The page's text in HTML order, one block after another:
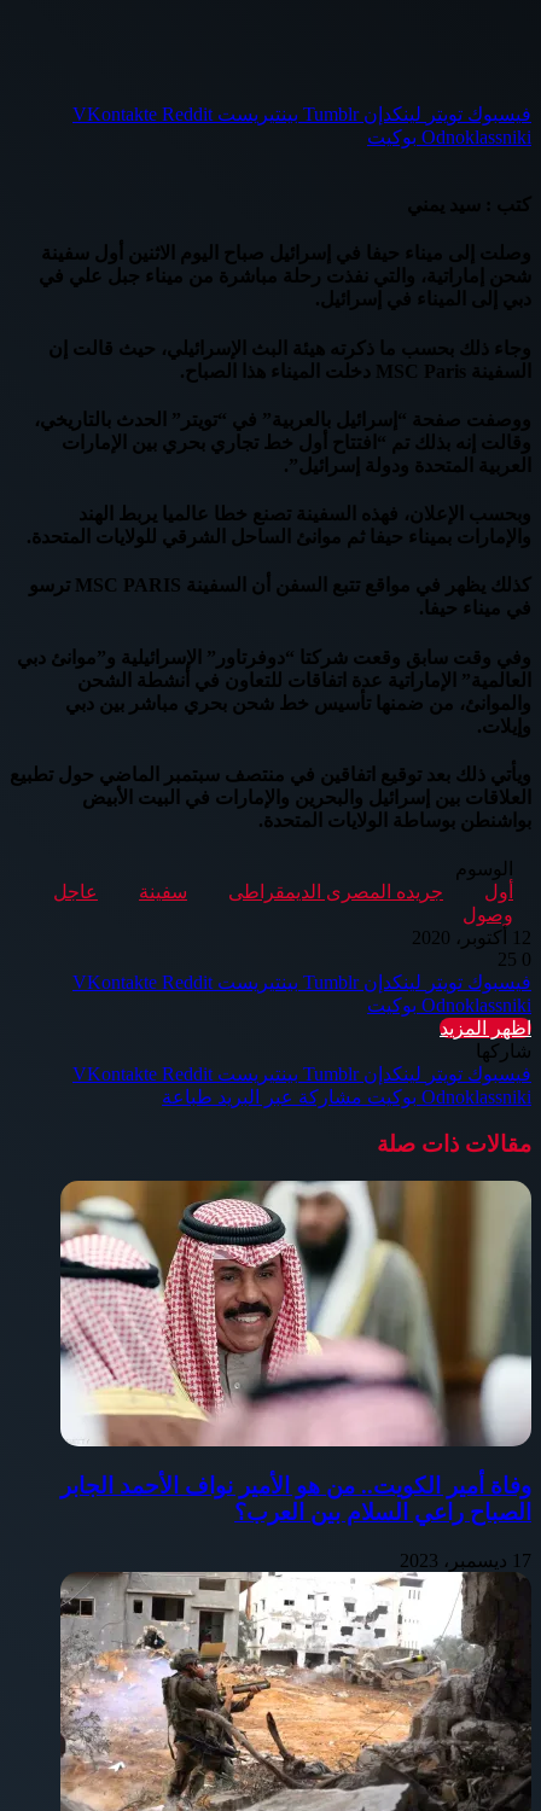
فيسبوك تويتر لينكدإن بينتيريست
Odnoklassniki بوكيت
كتب : سيد يمني
وصلت إلى ميناء حيفا في إسرائيل صباح اليوم الاثنين أول سفينة
شحن ‎إماراتية، والتي نفذت رحلة مباشرة من ميناء ‎جبل علي في
وجاء ذلك بحسب ما ذكرته هيئة البث الإسرائيلي، حيث قالت إن
السفينة MSC Paris دخلت الميناء هذا الصباح.
ووصفت صفحة “إسرائيل بالعربية” في “تويتر” الحدث بالتاريخي،
وقالت إنه بذلك تم “افتتاح أول خط تجاري بحري بين الإمارات
العربية المتحدة ودولة إسرائيل”.
وبحسب الإعلان، فهذه السفينة تصنع خطا عالميا يربط الهند
والإمارات بميناء حيفا ثم موانئ الساحل الشرقي للولايات المتحدة.
كذلك يظهر في مواقع تتبع السفن أن السفينة MSC PARIS ترسو
في ميناء حيفا.
وفي وقت سابق وقعت شركتا “دوفرتاور” الإسرائيلية و”موانئ دبي
العالمية” الإماراتية عدة اتفاقات للتعاون في أنشطة الشحن
والموانئ، من ضمنها تأسيس خط شحن بحري مباشر بين دبي
وإيلات.
ويأتي ذلك بعد توقيع اتفاقين في منتصف سبتمبر الماضي حول تطبيع
العلاقات بين إسرائيل والبحرين والإمارات في البيت الأبيض
بواشنطن بوساطة الولايات المتحدة.
الوسوم
أول
جريده المصرى الديمقراطى سفينة
عاجل
وصول
12 أكتوبر، 2020
0
فيسبوك تويتر لينكدإن بينتيريست
Odnoklassniki بوكيت
اظهر المزيد
شاركها
فيسبوك تويتر لينكدإن بينتيريست
Odnoklassniki بوكيت مشاركة عبر البريد طباعة
مقالات ذات صلة
وفاة أمير الكويت.. من هو الأمير نواف الأحمد الجابر
الصباح راعي السلام بين العرب؟
17 ديسمبر، 2023